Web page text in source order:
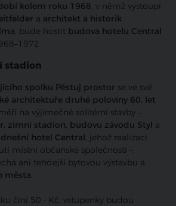
kolem roku 1968, v němž vystoupí
a architekt a historik
, bude hostit budova hotelu Central
stadion
spolku Pěstuj prostor se ve své
architektuře druhé poloviny 60. let
na výjimečné solitérní stavby –
zimní stadion, budovu závodu Styl a
hotel Central, jehož realizaci
místní občanské společnosti –,
ani tehdejší bytovou výstavbu a
města.
činí 50,- Kč, vstupenky budou